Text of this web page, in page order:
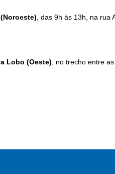
, das 9h às 13h, na rua
Lobo (Oeste), no trecho entre